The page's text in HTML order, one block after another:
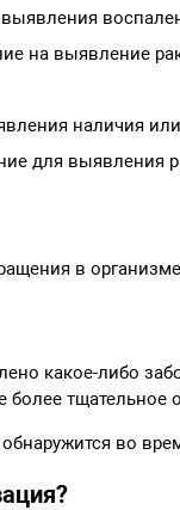
на выявление
наличия или
для выявления
в организме
какое-либо
более тщательное
во